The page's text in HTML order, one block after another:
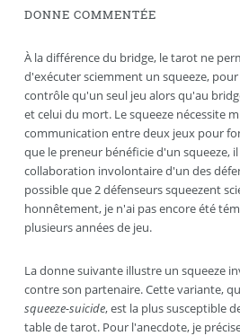
DONNE COMMENTÉE
À la différence du bridge, le tarot ne
d'exécuter sciemment un squeeze,
contrôle qu'un seul jeu alors qu'au
et celui du mort. Le squeeze nécessite
communication entre deux jeux pour
que le preneur bénéficie d'un squeeze,
collaboration involontaire d'un des
possible que 2 défenseurs squeezent
honnêtement, je n'ai pas encore été
plusieurs années de jeu.
La donne suivante illustre un squeeze
contre son partenaire. Cette variante,
squeeze-suicide, est la plus susceptible
table de tarot. Pour l'anecdote, je